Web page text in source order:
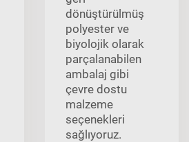
dönüştürülmüş
polyester ve
biyolojik olarak
parçalanabilen
ambalaj gibi
çevre dostu
malzeme
seçenekleri
sağlıyoruz.